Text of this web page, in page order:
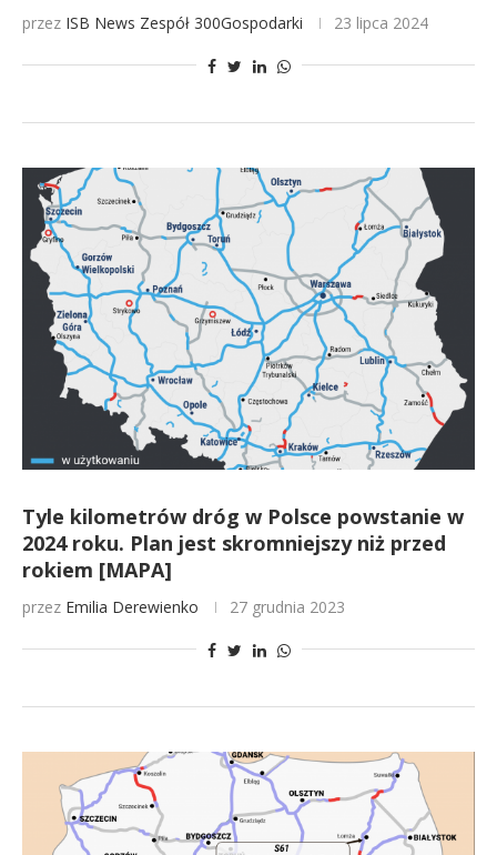
przez ISB News Zespół 300Gospodarki 23 lipca 2024
Tyle kilometrów dróg w Polsce powstanie w
2024 roku. Plan jest skromniejszy niż przed
rokiem [MAPA]
przez Emilia Derewienko 27 grudnia 2023